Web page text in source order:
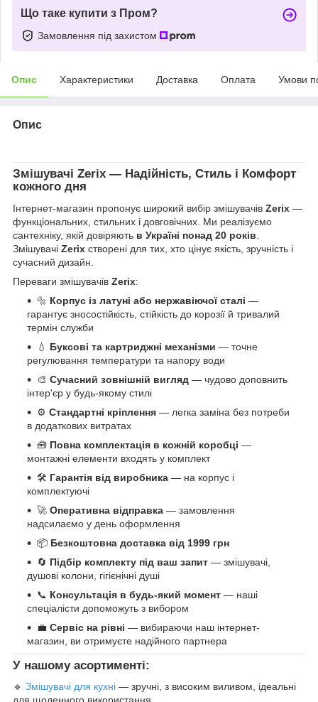
Що таке купити з Пром?
Замовлення під захистом
Опис Характеристики Доставка Оплата Умови
Опис
Змішувачі Zerix — Надійність, Стиль і Комфорт
кожного дня
Інтернет-магазин пропонує широкий вибір змішувачів Zerix —
функціональних, стильних і довговічних. Ми реалізуємо
сантехніку, якій довіряють в Україні понад 20 років
Змішувачі Zerix створені для тих, хто цінує якість, зручність і
сучасний дизайн.
Переваги змішувачів Zerix:
🔩 Корпус із латуні або нержавіючої сталі —
гарантує зносостійкість, стійкість до корозії й тривалий
термін служби
💧 Буксові та картриджні механізми — точне
регулювання температури та напору води
🎨 Сучасний зовнішній вигляд — чудово доповнить
інтер'єр у будь-якому стилі
⚙️ Стандартні кріплення — легка заміна без потреби
в додаткових витратах
🧰 Повна комплектація в кожній коробці —
монтажні елементи входять у комплект
🛠️ Гарантія від виробника — на корпус і
комплектуючі
🚀 Оперативна відправка — замовлення
надсилаємо у день оформлення
📦 Безкоштовна доставка від 1999 грн
🔄 Підбір комплекту під ваш запит — змішувачі,
душові колони, гігієнічні душі
📞 Консультація в будь-який момент — наші
спеціалісти допоможуть з вибором
💼 Сервіс на рівні — вибираючи наш інтернет-
магазин, ви отримуєте надійного партнера
У нашому асортименті:
🔹 Змішувачі для кухні — зручні, з високим виливом, ідеальні